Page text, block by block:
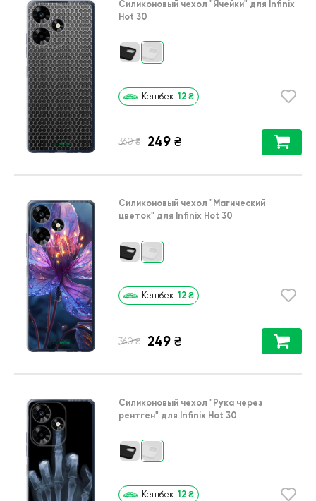
Силиконовый чехол "Ячейки" для Infinix
Hot 30
Кешбек 12 ₴
360 ₴ 249 ₴
Силиконовый чехол "Магический
цветок" для Infinix Hot 30
Кешбек 12 ₴
360 ₴ 249 ₴
Силиконовый чехол "Рука через
рентген" для Infinix Hot 30
Кешбек 12 ₴